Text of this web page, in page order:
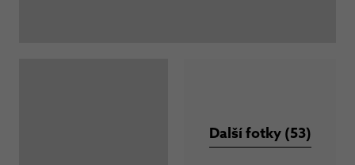
Další fotky (53)